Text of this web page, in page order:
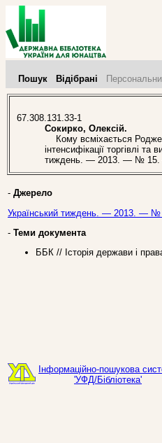
Пошук Відібрані
67.308.131.33-1
Сокирко, Олексій.
Кому всміхається
інтенсифікації торгівлі
тиждень. — 2013. — № 15.
- Джерело
Український тиждень. — 2013. — №
- Теми документа
ББК // Історія держави і
Інформаційно-пошукова
'УФД/Бібліотека'